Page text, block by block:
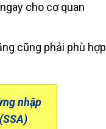
cho cơ quan
cũng phải phù hợp
nhập